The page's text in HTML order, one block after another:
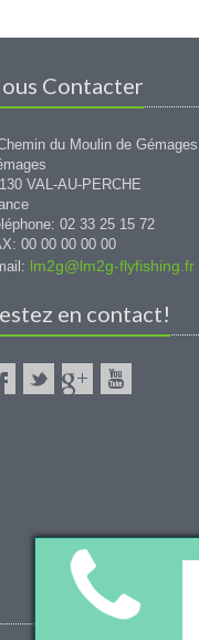
Contacter
du Moulin de Gémages
VAL-AU-PERCHE
02 33 25 15 72
00 00 00 00 00
lm2g@lm2g-flyfishing.fr
en contact!